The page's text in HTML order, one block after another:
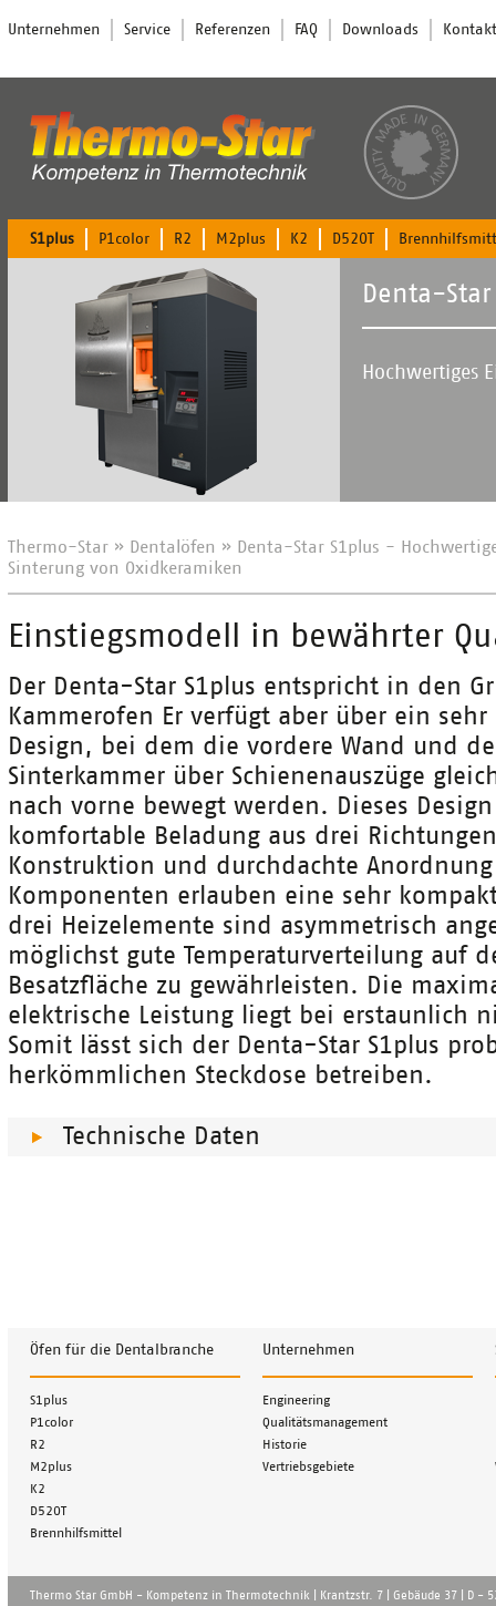
Navigation
Unternehmen Service Referenzen FAQ Downloads Kontakt
Navigation
überspringen
S1plus P1color R2 M2plus K2 D520T
Denta-
Hochwertiges
Thermo-Star » Dentalöfen » Denta-Star S1plus -
Sinterung von Oxidkeramiken
Einstiegsmodell in bewährter
Der Denta-Star S1plus entspricht in den
Kammerofen Er verfügt aber über ein
Design, bei dem die vordere Wand und
Sinterkammer über Schienenauszüge
nach vorne bewegt werden. Dieses
komfortable Beladung aus drei
Konstruktion und durchdachte
Komponenten erlauben eine sehr
drei Heizelemente sind asymmetrisch
möglichst gute Temperaturverteilung auf
Besatzfläche zu gewährleisten. Die
elektrische Leistung liegt bei erstaunlich
Somit lässt sich der Denta-Star S1plus
herkömmlichen Steckdose betreiben.
Technische Daten
Öfen für die Dentalbranche
Navigation
überspringen
S1plus
P1color
R2
M2plus
K2
D520T
Brennhilfsmittel
Unternehmen
Navigation
überspringen
Engineering
Qualitätsmanagement
Historie
Vertriebsgebiete
Thermo Star GmbH - Kompetenz in Thermotechnik | Krantzstr. 7 | Gebä̈ude 37 | D -